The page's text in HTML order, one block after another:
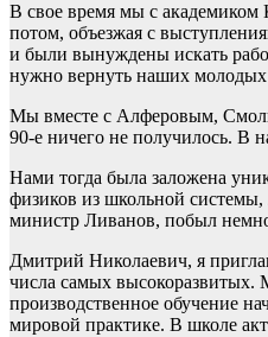
В свое время мы с академиком
потом, объезжая с
и были вынуждены искать
нужно вернуть наших молодых
Мы вместе с Алферовым,
90-е ничего не получилось. В
Нами тогда была заложена
физиков из школьной
министр Ливанов, побыл
Дмитрий Николаевич, я
числа самых высокоразвитых.
производственное обучение
мировой практике. В школе